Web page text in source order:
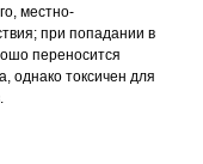
местно-
при попадании в
переносится
однако токсичен для